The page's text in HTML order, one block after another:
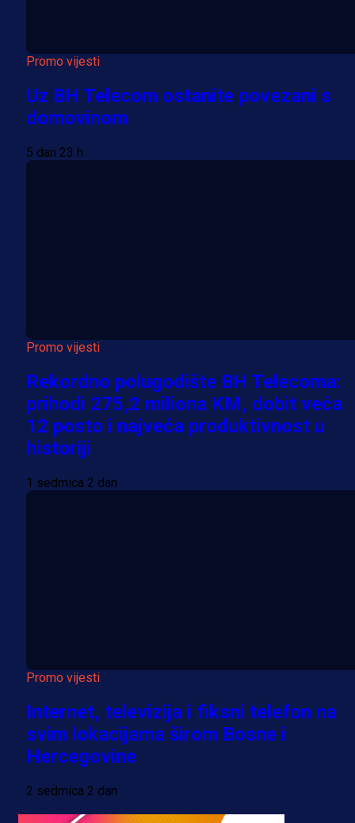
Promo vijesti
Uz BH Telecom ostanite povezani s
domovinom
5 dan 23 h
Promo vijesti
Rekordno polugodište BH Telecoma:
prihodi 275,2 miliona KM, dobit veća
12 posto i najveća produktivnost u
historiji
1 sedmica 2 dan
Promo vijesti
Internet, televizija i fiksni telefon na
svim lokacijama širom Bosne i
Hercegovine
2 sedmica 2 dan